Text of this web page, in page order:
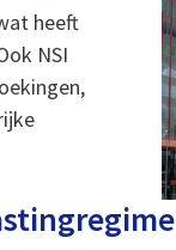
heeft
NSI